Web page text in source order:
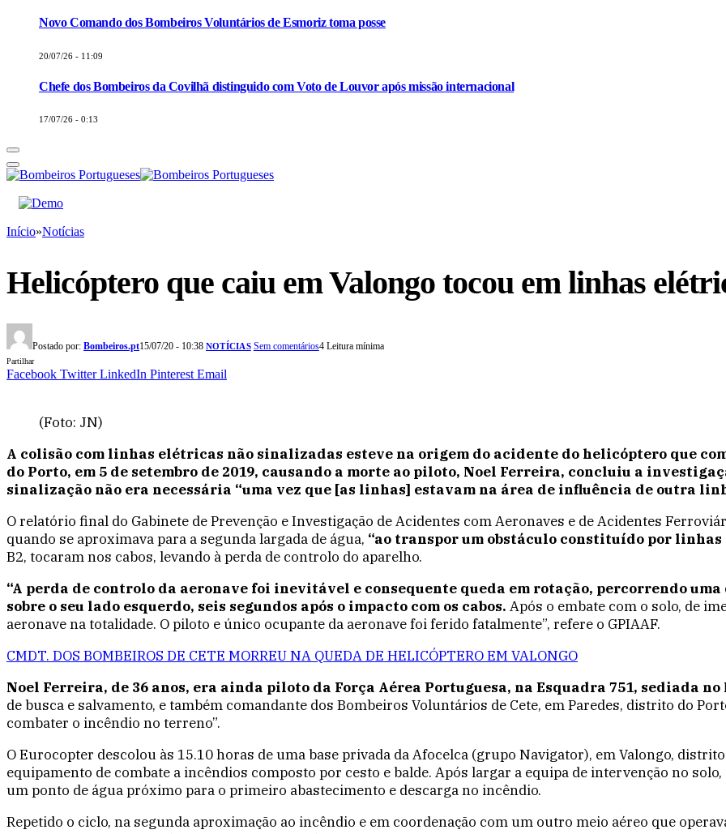
Novo Comando dos Bombeiros Voluntários de Esmoriz toma posse
20/07/26 - 11:09
Chefe dos Bombeiros da Covilhã distinguido com Voto de Louvor após missão internacional
17/07/26 - 0:13
Início»Notícias
Helicóptero que caiu em Valongo tocou em linhas
Postado por: Bombeiros.pt15/07/20 - 10:38 NOTÍCIAS Sem comentários4 Leitura mínima
Partilhar
Facebook Twitter LinkedIn Pinterest Email
(Foto: JN)
A colisão com linhas elétricas não sinalizadas esteve na origem do acidente do helicóptero que
do Porto, em 5 de setembro de 2019, causando a morte ao piloto, Noel Ferreira, concluiu a
sinalização não era necessária “uma vez que [as linhas] estavam na área de influência de outra
O relatório final do Gabinete de Prevenção e Investigação de Acidentes com Aeronaves e de Acidentes
quando se aproximava para a segunda largada de água, “ao transpor um obstáculo constituído por linhas
B2, tocaram nos cabos, levando à perda de controlo do aparelho.
“A perda de controlo da aeronave foi inevitável e consequente queda em rotação, percorrendo
sobre o seu lado esquerdo, seis segundos após o impacto com os cabos. Após o embate com o solo, de
aeronave na totalidade. O piloto e único ocupante da aeronave foi ferido fatalmente”, refere o GPIAAF.
CMDT. DOS BOMBEIROS DE CETE MORREU NA QUEDA DE HELICÓPTERO EM VALONGO
Noel Ferreira, de 36 anos, era ainda piloto da Força Aérea Portuguesa, na Esquadra 751, sediada
de busca e salvamento, e também comandante dos Bombeiros Voluntários de Cete, em Paredes, distrito do
combater o incêndio no terreno”.
O Eurocopter descolou às 15.10 horas de uma base privada da Afocelca (grupo Navigator), em Valongo,
equipamento de combate a incêndios composto por cesto e balde. Após largar a equipa de intervenção no
um ponto de água próximo para o primeiro abastecimento e descarga no incêndio.
Repetido o ciclo, na segunda aproximação ao incêndio e em coordenação com um outro meio aéreo que